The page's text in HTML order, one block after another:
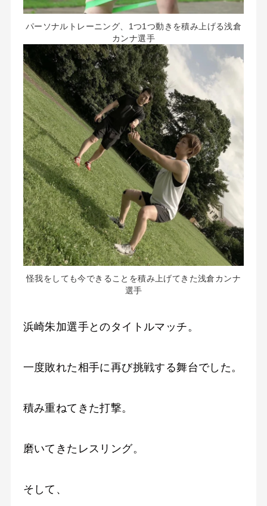
パーソナルトレーニング、1つ1つ動きを積み上げる浅倉
カンナ選手
怪我をしても今できることを積み上げてきた浅倉カンナ
選手
浜崎朱加選手とのタイトルマッチ。
一度敗れた相手に再び挑戦する舞台でした。
積み重ねてきた打撃。
磨いてきたレスリング。
そして、